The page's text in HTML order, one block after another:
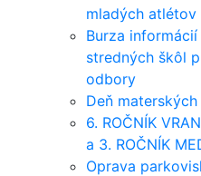
mladých atlétov
Burza
stredných škôl
odbory
Deň
6. ROČNÍK
a 3. ROČNÍK
Oprava